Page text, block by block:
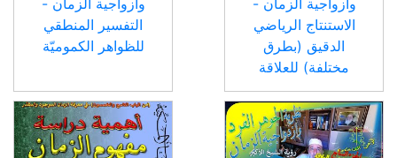
الاستنتاج الرياضي
الدقيق (بطرق
مختلفة) للعلاقة
التفسير المنطقي
للظواهر الكموميّة